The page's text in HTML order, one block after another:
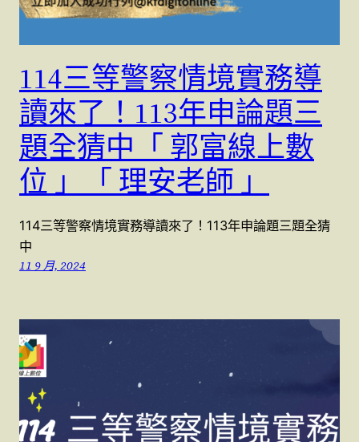
114三等警察情境實務導
讀來了！113年申論題三
題全猜中「 郭富線上數
位 」「 理安老師 」
114三等警察情境實務導讀來了！113年申論題三題全猜
中
11 9 月, 2024